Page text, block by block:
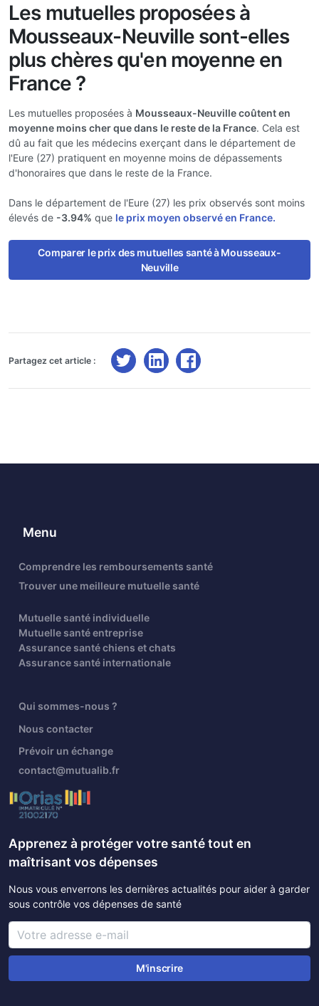
Les mutuelles proposées à
Mousseaux-Neuville sont-elles
plus chères qu'en moyenne en
France ?
Les mutuelles proposées à Mousseaux-Neuville coûtent en
moyenne moins cher que dans le reste de la France. Cela est
dû au fait que les médecins exerçant dans le département de
l'Eure (27) pratiquent en moyenne moins de dépassements
d'honoraires que dans le reste de la France.
Dans le département de l'Eure (27) les prix observés sont moins
élevés de -3.94% que le prix moyen observé en France.
Comparer le prix des mutuelles santé à Mousseaux-
Neuville
Partagez cet article :
Menu
Comprendre les remboursements santé
Trouver une meilleure mutuelle santé
Mutuelle santé individuelle
Mutuelle santé entreprise
Assurance santé chiens et chats
Assurance santé internationale
Qui sommes-nous ?
Nous contacter
Prévoir un échange
contact@mutualib.fr
Apprenez à protéger votre santé tout en
maîtrisant vos dépenses
Nous vous enverrons les dernières actualités pour aider à garder
sous contrôle vos dépenses de santé
M'inscrire